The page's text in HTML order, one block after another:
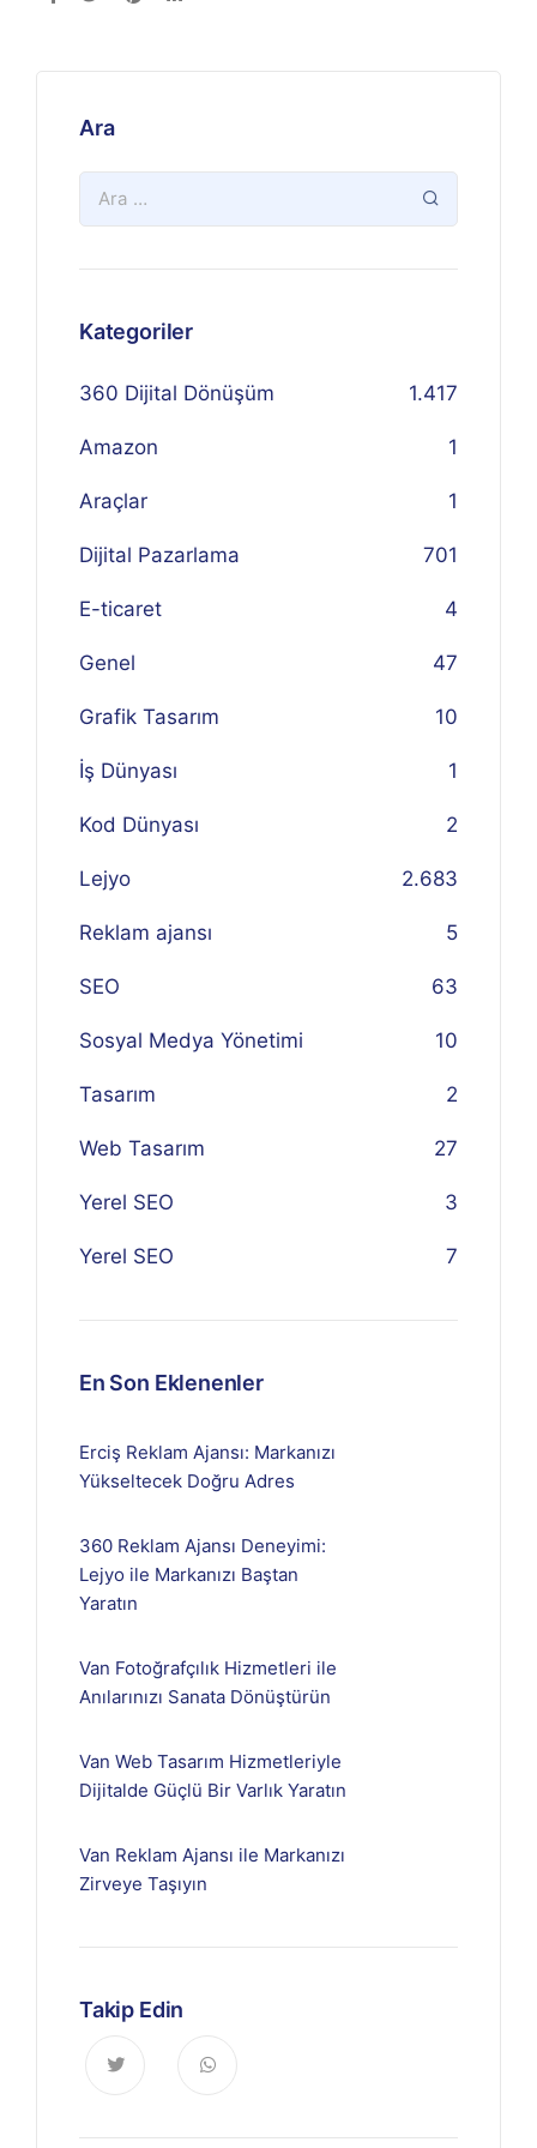
Ara
Kategoriler
360 Dijital Dönüşüm 1.417
Amazon 1
Araçlar 1
Dijital Pazarlama 701
E-ticaret 4
Genel 47
Grafik Tasarım 10
İş Dünyası 1
Kod Dünyası 2
Lejyo 2.683
Reklam ajansı 5
SEO 63
Sosyal Medya Yönetimi 10
Tasarım 2
Web Tasarım 27
Yerel SEO 3
Yerel SEO 7
En Son Eklenenler
Erciş Reklam Ajansı: Markanızı
Yükseltecek Doğru Adres
360 Reklam Ajansı Deneyimi:
Lejyo ile Markanızı Baştan
Yaratın
Van Fotoğrafçılık Hizmetleri ile
Anılarınızı Sanata Dönüştürün
Van Web Tasarım Hizmetleriyle
Dijitalde Güçlü Bir Varlık Yaratın
Van Reklam Ajansı ile Markanızı
Zirveye Taşıyın
Takip Edin